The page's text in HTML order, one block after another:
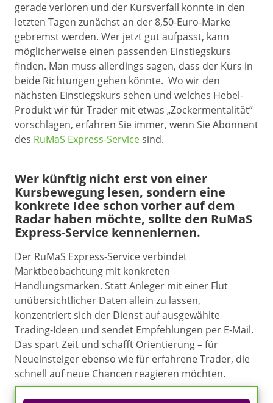
gerade verloren und der Kursverfall konnte in den
letzten Tagen zunächst an der 8,50-Euro-Marke
gebremst werden. Wer jetzt gut aufpasst, kann
möglicherweise einen passenden Einstiegskurs
finden. Man muss allerdings sagen, dass der Kurs in
beide Richtungen gehen könnte. Wo wir den
nächsten Einstiegskurs sehen und welches Hebel-
Produkt wir für Trader mit etwas „Zockermentalität“
vorschlagen, erfahren Sie immer, wenn Sie Abonnent
des RuMaS Express-Servicesind.
Wer künftig nicht erst von einer
Kursbewegung lesen, sondern eine
konkrete Idee schon vorher auf dem
Radar haben möchte, sollte den RuMaS
Express-Service kennenlernen.
Der RuMaS Express-Service verbindet
Marktbeobachtung mit konkreten
Handlungsmarken. Statt Anleger mit einer Flut
unübersichtlicher Daten allein zu lassen,
konzentriert sich der Dienst auf ausgewählte
Trading-Ideen und sendet Empfehlungen per E-Mail.
Das spart Zeit und schafft Orientierung – für
Neueinsteiger ebenso wie für erfahrene Trader, die
schnell auf neue Chancen reagieren möchten.